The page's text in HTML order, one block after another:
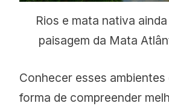
Rios e mata nativa
paisagem da Mata
Conhecer esses
forma de compreender